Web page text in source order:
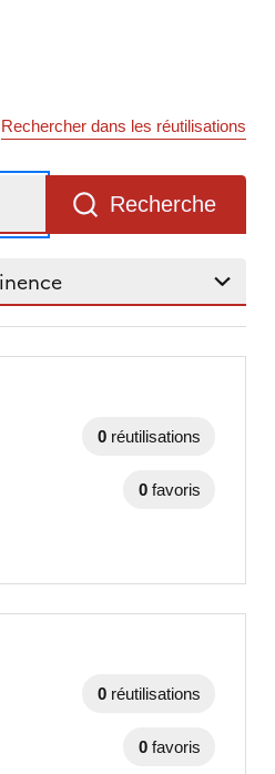
Rechercher dans les réutilisations
Recherche
0 réutilisations
0 favoris
0 réutilisations
0 favoris